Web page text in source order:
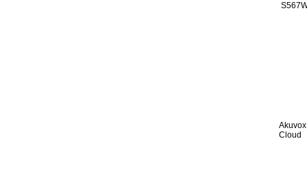
Akuvox
Cloud